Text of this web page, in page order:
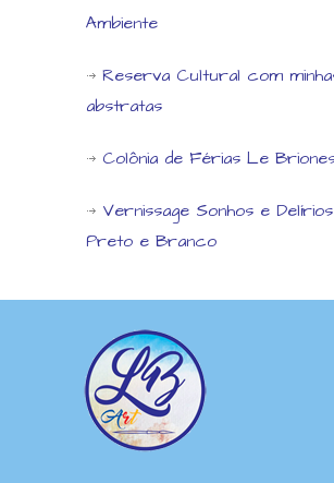
Ambiente
Reserva Cultural com
abstratas
Colônia de Férias Le
Vernissage Sonhos e
Preto e Branco